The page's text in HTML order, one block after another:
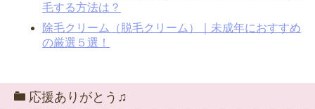
毛する方法は？
除毛クリーム（脱毛クリーム）｜未成年におすすめ
の厳選５選！
応援ありがとう♫